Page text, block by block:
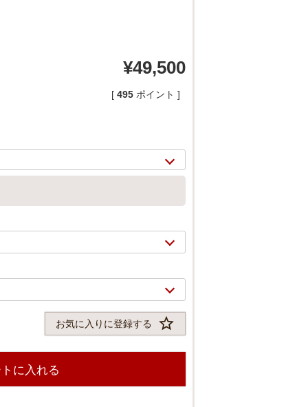
2/10
¥49,500
[ 495 ポイント ]
お気に入りに登録する
に入れる